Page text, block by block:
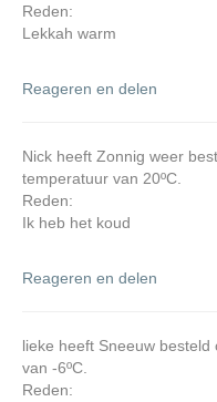
Reden:
Lekkah warm
Reageren en delen
Nick heeft Zonnig weer
temperatuur van 20ºC.
Reden:
Ik heb het koud
Reageren en delen
lieke heeft Sneeuw
van -6ºC.
Reden: